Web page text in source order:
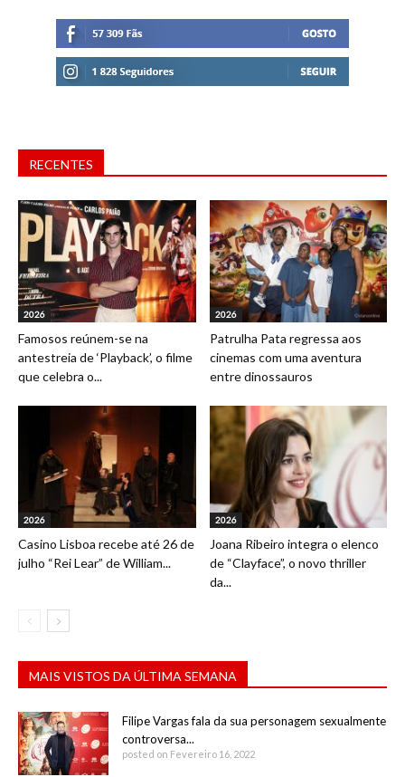
RECENTES
2026
Famosos reúnem-se na
antestreia de ‘Playback’, o filme
que celebra o...
2026
Patrulha Pata regressa aos
cinemas com uma aventura
entre dinossauros
2026
Casino Lisboa recebe até 26 de
julho “Rei Lear” de William...
2026
Joana Ribeiro integra o elenco
de “Clayface”, o novo thriller
da...
MAIS VISTOS DA ÚLTIMA SEMANA
Filipe Vargas fala da sua personagem sexualmente
controversa...
posted on Fevereiro 16, 2022